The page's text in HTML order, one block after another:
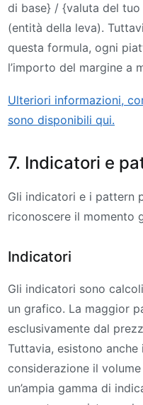
di base} / {valuta del
(entità della leva).
questa formula, ogni
l’importo del margine a
Ulteriori informazioni,
sono disponibili qui.
7. Indicatori e
Gli indicatori e i pattern
riconoscere il momento
Indicatori
Gli indicatori sono
un grafico. La maggior
esclusivamente dal
Tuttavia, esistono
considerazione il
un’ampia gamma di